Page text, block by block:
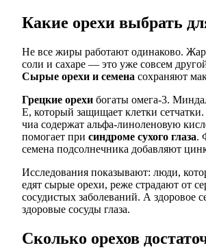
Какие орехи выбрать
Не все жиры работают одинаково.
соли и сахаре — это уже совсем
Сырые орехи и семена сохраняют
Грецкие орехи богаты омега-3.
Е, который защищает клетки
чиа содержат альфа-линоленовую
помогает при синдроме сухого глаза.
семена подсолнечника добавляют
Исследования показывают: люди,
едят сырые орехи, реже страдают от
сосудистых заболеваний. А здоровое
здоровые сосуды глаза.
Сколько орехов